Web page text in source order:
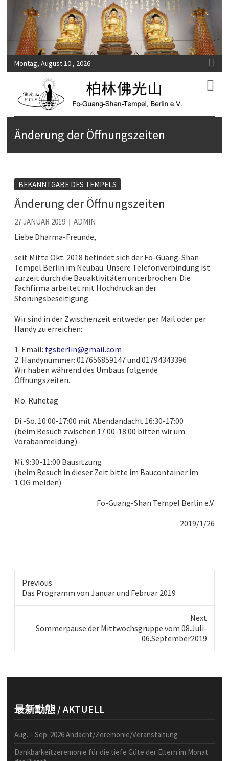
Montag, August 10 , 2026
柏林佛光山
Fo-Guang-Shan-Tempel, Berlin e.V.
Änderung der Öffnungszeiten
BEKANNTGABE DES TEMPELS
Änderung der Öffnungszeiten
27 JANUAR 2019 ADMIN
Liebe Dharma-Freunde,
seit Mitte Okt. 2018 befindet sich der Fo-Guang-Shan
Tempel Berlin im Neubau. Unsere Telefonverbindung ist
zurzeit durch die Bauaktivitäten unterbrochen. Die
Fachfirma arbeitet mit Hochdruck an der
Störungsbeseitigung.
Wir sind in der Zwischenzeit entweder per Mail oder per
Handy zu erreichen:
1. Email: fgsberlin@gmail.com
2. Handynummer: 017656859147und 01794343396
Wir haben während des Umbaus folgende
Öffnungszeiten.
Mo. Ruhetag
Di.-So. 10:00-17:00 mit Abendandacht 16:30-17:00
(beim Besuch zwischen 17:00-18:00 bitten wir um
Vorabanmeldung)
Mi. 9:30-11:00 Bausitzung
(beim Besuch in dieser Zeit bitte im Baucontainer im
1.OG melden)
Fo-Guang-Shan Tempel Berlin e.V.
2019/1/26
Previous
Previous
Das Programm von Januar und Februar 2019
Next
NextSommerpause der Mittwochsgruppe vom 08.Juli-
06.September2019
最新動態 / AKTUELL
Aug. – Sep. 2026 Andacht/Zeremonie/Veranstaltung
Dankbarkeitzeremonie für die tiefe Güte der Eltern im Monat